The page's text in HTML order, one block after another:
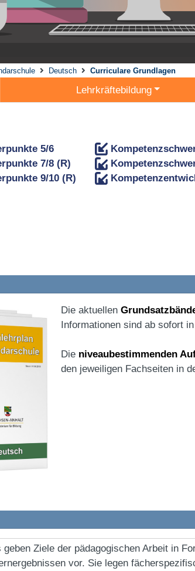
Deutsch Curriculare Grundlagen
Lehrkräftebildung
5/6
7/8 (R)
9/10 (R)
Die aktuellen
Informationen sind ab sofort
Die niveaubestimmenden
den jeweiligen Fachseiten in
geben Ziele der pädagogischen Arbeit in
vor. Sie legen